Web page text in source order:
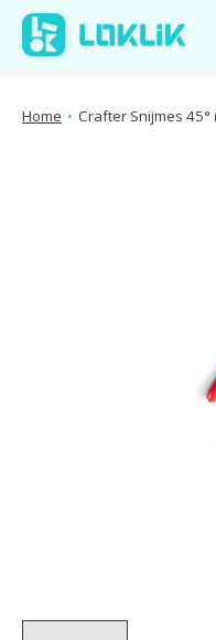
Home • Crafter Snijmes